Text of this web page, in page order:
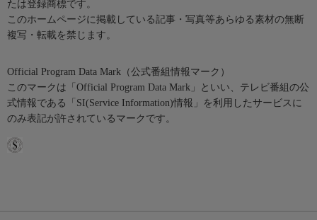
たは登録商標です。
このホームページに掲載している記事・写真等あらゆる素材の無断
複写・転載を禁じます。
Official Program Data Mark（公式番組情報マーク）
このマークは「Official Program Data Mark」といい、テレビ番組の公
式情報である「SI(Service Information)情報」を利用したサービスに
のみ表記が許されているマークです。